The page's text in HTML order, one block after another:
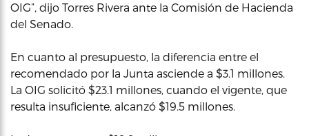
OIG”, dijo Torres Rivera ante la Comisión de Hacienda
del Senado.
En cuanto al presupuesto, la diferencia entre el
recomendado por la Junta asciende a $3.1 millones.
La OIG solicitó $23.1 millones, cuando el vigente, que
resulta insuficiente, alcanzó $19.5 millones.